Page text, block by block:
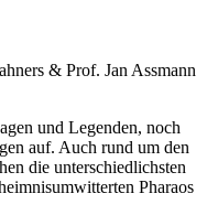
& Prof. Jan Assmann
und Legenden, noch
auf. Auch rund um den
die unterschiedlichsten
Pharaos